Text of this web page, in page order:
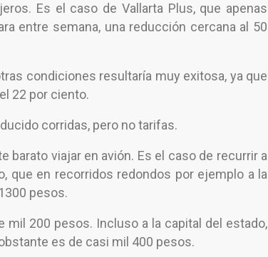
Es el caso de Vallarta Plus, que apenas
entre semana, una reducción cercana al 50
condiciones resultaría muy exitosa, ya que
22 por ciento.
corridas, pero no tarifas.
viajar en avión. Es el caso de recurrir a
que en recorridos redondos por ejemplo a la
pesos.
mil 200 pesos. Incluso a la capital del estado,
es de casi mil 400 pesos.